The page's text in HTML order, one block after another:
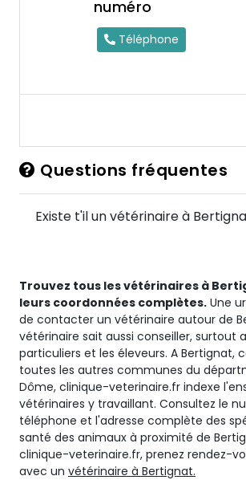
numéro
Téléphone
Questions fréquentes
Existe t'il un vétérinaire à
Trouvez tous les vétérinaires à
leurs coordonnées complètes. Une
de contacter un vétérinaire autour de
vétérinaire sait aussi conseiller, surtout
particuliers et les éleveurs. A Bertignat,
toutes les autres communes du
Dôme, clinique-veterinaire.fr indexe
vétérinaires y travaillant. Consultez le
téléphone et l'adresse complète des
santé des animaux à proximité de
clinique-veterinaire.fr, prenez rendez-
avec un vétérinaire à Bertignat.